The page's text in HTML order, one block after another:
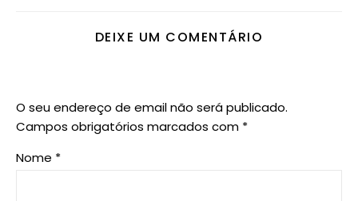
DEIXE UM COMENTÁRIO
O seu endereço de email não será publicado.
Campos obrigatórios marcados com *
Nome *